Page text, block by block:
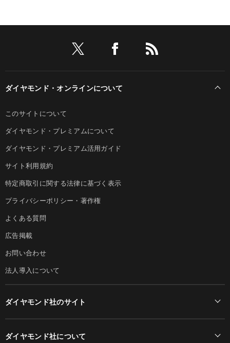
ダイヤモンド・オンラインについて
このサイトについて
ダイヤモンド・プレミアムについて
ダイヤモンド・プレミアム活用ガイド
サイト利用規約
特定商取引に関する法律に基づく表示
プライバシーポリシー・著作権
よくある質問
広告掲載
お問い合わせ
法人導入について
ダイヤモンド社のサイト
ダイヤモンド社について